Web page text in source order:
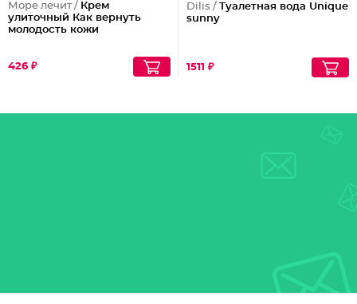
Море лечит / Крем
улиточный Как вернуть
молодость кожи
426 ₽
Dilis / Туалетная вода Unique
sunny
1511 ₽